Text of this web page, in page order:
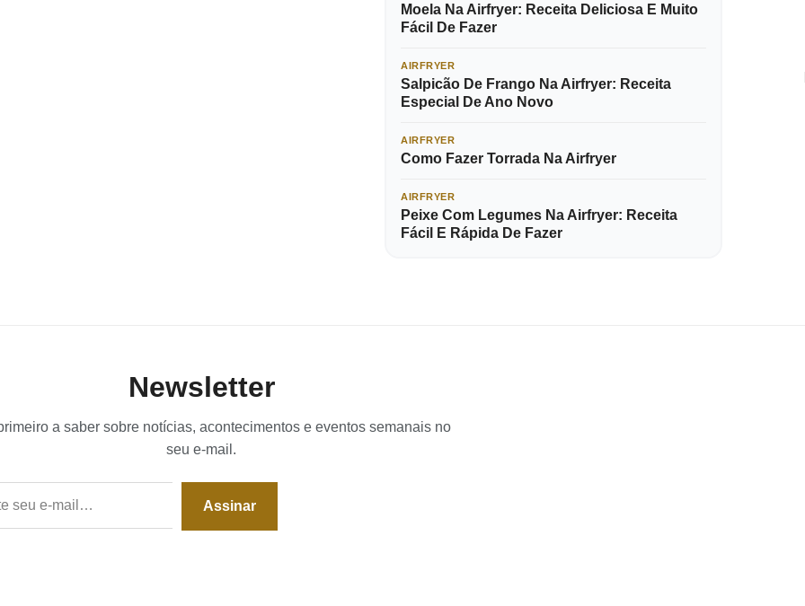
Moela Na Airfryer: Receita Deliciosa E Muito
Fácil De Fazer
AIRFRYER
Salpicão De Frango Na Airfryer: Receita
Especial De Ano Novo
AIRFRYER
Como Fazer Torrada Na Airfryer
AIRFRYER
Peixe Com Legumes Na Airfryer: Receita
Fácil E Rápida De Fazer
Newsletter
a saber sobre notícias, acontecimentos e eventos semanais no
seu e-mail.
Assinar